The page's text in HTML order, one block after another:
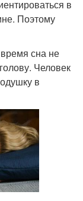
в
Поэтому
сна не
Человек
в